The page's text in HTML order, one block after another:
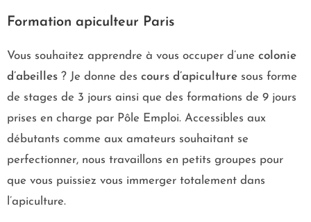
Formation apiculteur Paris
Vous souhaitez apprendre à vous occuper d’une colonie
d’abeilles ? Je donne des cours d’apiculture sous forme
de stages de 3 jours ainsi que des formations de 9 jours
prises en charge par Pôle Emploi. Accessibles aux
débutants comme aux amateurs souhaitant se
perfectionner, nous travaillons en petits groupes pour
que vous puissiez vous immerger totalement dans
l’apiculture.